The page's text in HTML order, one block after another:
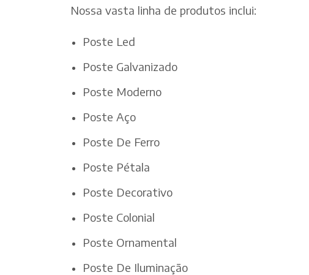
Nossa vasta linha de produtos inclui:
Poste Led
Poste Galvanizado
Poste Moderno
Poste Aço
Poste De Ferro
Poste Pétala
Poste Decorativo
Poste Colonial
Poste Ornamental
Poste De Iluminação